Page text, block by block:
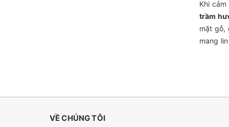
Khi
trầm
mặt
mang
VỀ CHÚNG TÔI